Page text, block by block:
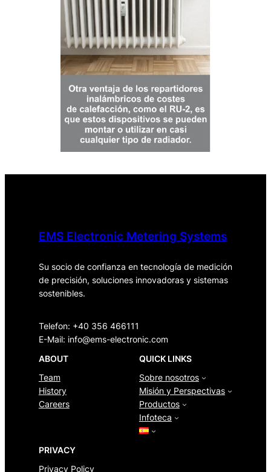
EMS Electronic Metering Systems
Su socio de confianza en tecnología de medición
de precisión, soluciones innovadoras y sistemas
sostenibles.
Telefon: +40 356 466111
E-Mail: info@ems-electronic.com
ABOUT
Team
History
Careers
QUICK LINKS
Sobre nosotros
Misión y Perspectivas
Productos
Infoteca
PRIVACY
Privacy Policy